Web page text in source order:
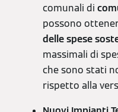
comunali di
possono
delle spese
massimali di
che sono stati
rispetto alla